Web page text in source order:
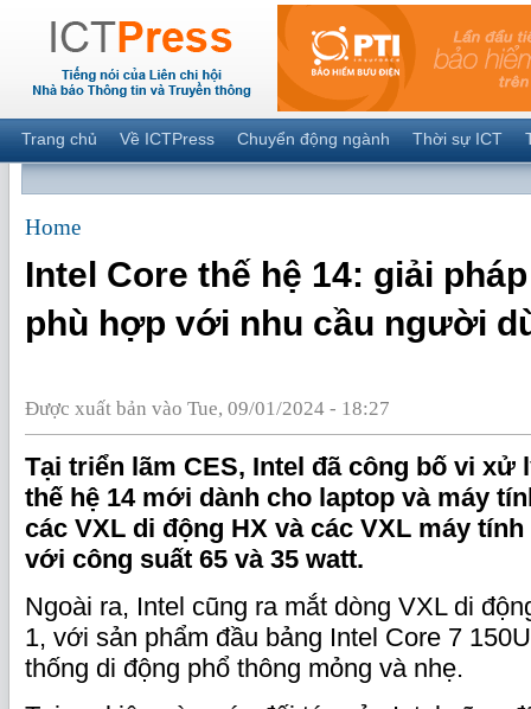
Trang chủ Về ICTPress Chuyển động ngành Thời sự ICT
Home
Intel Core thế hệ 14: giải
phù hợp với nhu cầu người
Được xuất bản vào Tue, 09/01/2024 - 18:27
Tại triển lãm CES, Intel đã công bố vi xử
thế hệ 14 mới dành cho laptop và máy
các VXL di động HX và các VXL máy
với công suất 65 và 35 watt.
Ngoài ra, Intel cũng ra mắt dòng VXL di
1, với sản phẩm đầu bảng Intel Core 7
thống di động phổ thông mỏng và nhẹ.